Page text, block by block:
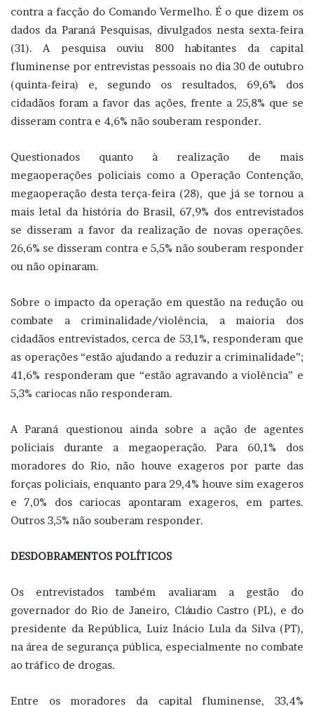
contra a facção do Comando Vermelho. É o que dizem os
dados da Paraná Pesquisas, divulgados nesta sexta-feira
(31). A pesquisa ouviu 800 habitantes da capital
fluminense por entrevistas pessoais no dia 30 de outubro
(quinta-feira) e, segundo os resultados, 69,6% dos
cidadãos foram a favor das ações, frente a 25,8% que se
disseram contra e 4,6% não souberam responder.
Questionados quanto à realização de mais
megaoperações policiais como a Operação Contenção,
megaoperação desta terça-feira (28), que já se tornou a
mais letal da história do Brasil, 67,9% dos entrevistados
se disseram a favor da realização de novas operações.
26,6% se disseram contra e 5,5% não souberam responder
ou não opinaram.
Sobre o impacto da operação em questão na redução ou
combate a criminalidade/violência, a maioria dos
cidadãos entrevistados, cerca de 53,1%, responderam que
as operações “estão ajudando a reduzir a criminalidade”;
41,6% responderam que “estão agravando a violência” e
5,3% cariocas não responderam.
A Paraná questionou ainda sobre a ação de agentes
policiais durante a megaoperação. Para 60,1% dos
moradores do Rio, não houve exageros por parte das
forças policiais, enquanto para 29,4% houve sim exageros
e 7,0% dos cariocas apontaram exageros, em partes.
Outros 3,5% não souberam responder.
DESDOBRAMENTOS POLÍTICOS
Os entrevistados também avaliaram a gestão do
governador do Rio de Janeiro, Cláudio Castro (PL), e do
presidente da República, Luiz Inácio Lula da Silva (PT),
na área de segurança pública, especialmente no combate
ao tráfico de drogas.
Entre os moradores da capital fluminense, 33,4%